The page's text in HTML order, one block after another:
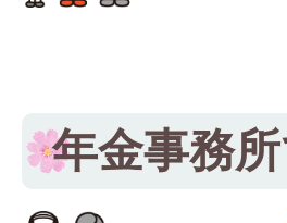
年金事務